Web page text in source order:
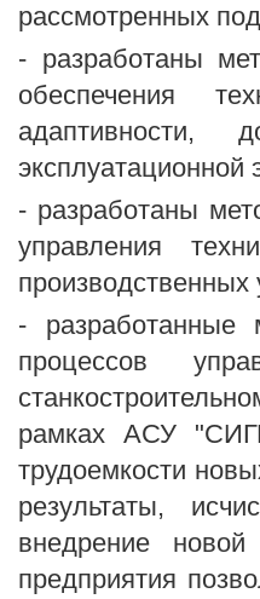
рассмотренных
- разработаны
обеспечения
адаптивности,
- разработаны
управления
производственных
-
процессов
рамках АСУ
трудоемкости
результаты,
внедрение
предприятия